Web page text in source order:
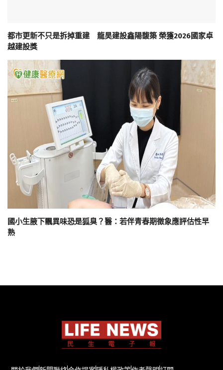
都市更新不只是拆掉重建 龍昊建設鑫陽馥築 榮獲2026國家卓
越建設獎
國小生腋下飄異味恐是狐臭？醫：若伴青春期徵象應評估性早
熟